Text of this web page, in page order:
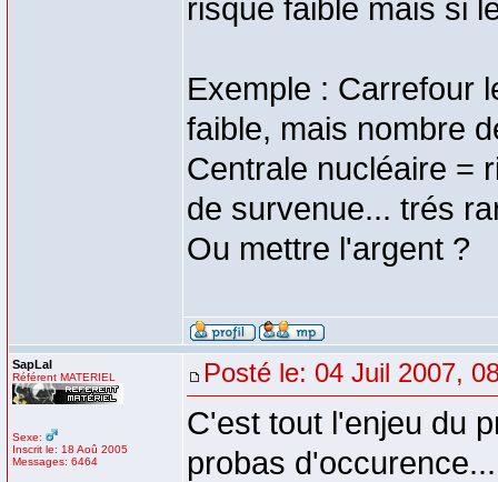
risque faible mais si
Exemple : Carrefour
faible, mais nombre
Centrale nucléaire =
de survenue... trés
Ou mettre l'argent ?
SapLal
Référent MATERIEL
Sexe:
Inscrit le: 18 Aoû 2005
Messages: 6464
Posté le: 04 Juil 2007,
C'est tout l'enjeu du
probas